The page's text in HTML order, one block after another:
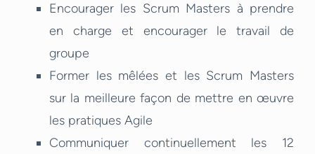
Encourager les Scrum Masters à prendre
en charge et encourager le travail de
groupe
Former les mêlées et les Scrum Masters
sur la meilleure façon de mettre en œuvre
les pratiques Agile
Communiquer continuellement les 12